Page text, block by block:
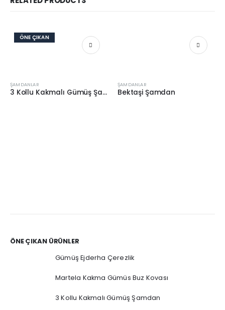
ÖNE ÇIKAN
ŞAMDANLAR
3 Kollu Kakmalı Gümüş Şamdan
ŞAMDANLAR
Bektaşi Şamdan
ÖNE ÇIKAN ÜRÜNLER
Gümüş Ejderha Çerezlik
Martela Kakma Gümüs Buz Kovası
3 Kollu Kakmalı Gümüş Şamdan